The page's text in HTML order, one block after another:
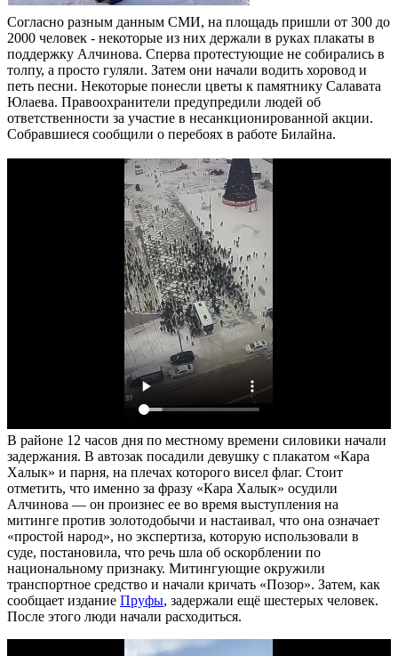
Согласно разным данным СМИ, на площадь пришли от 300 до
2000 человек - некоторые из них держали в руках плакаты в
поддержку Алчинова. Сперва протестующие не собирались в
толпу, а просто гуляли. Затем они начали водить хоровод и
петь песни. Некоторые понесли цветы к памятнику Салавата
Юлаева. Правоохранители предупредили людей об
ответственности за участие в несанкционированной акции.
Собравшиеся сообщили о перебоях в работе Билайна.
В районе 12 часов дня по местному времени силовики начали
задержания. В автозак посадили девушку с плакатом «Кара
Халык» и парня, на плечах которого висел флаг. Стоит
отметить, что именно за фразу «Кара Халык» осудили
Алчинова — он произнес ее во время выступления на
митинге против золотодобычи и настаивал, что она означает
«простой народ», но экспертиза, которую использовали в
суде, постановила, что речь шла об оскорблении по
национальному признаку. Митингующие окружили
транспортное средство и начали кричать «Позор». Затем, как
сообщает издание Пруфы, задержали ещё шестерых человек.
После этого люди начали расходиться.